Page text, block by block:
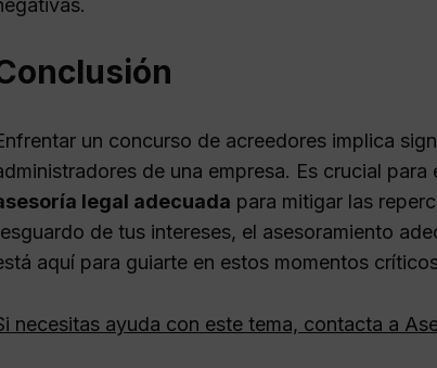
un concurso de acreedores implica
de una empresa. Es crucial
legal adecuada para mitigar las
de tus intereses, el asesoramiento
aquí para guiarte en estos momentos
necesitas ayuda con este tema, contacta a